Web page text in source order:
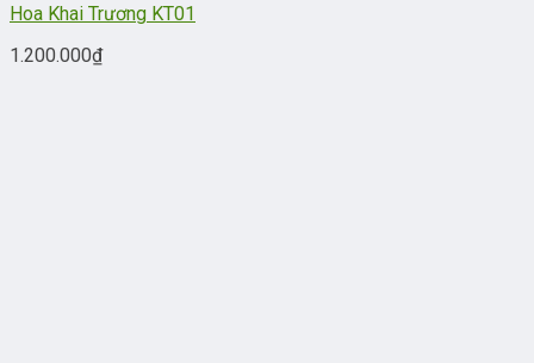
Hoa Khai Trương KT01
1.200.000₫